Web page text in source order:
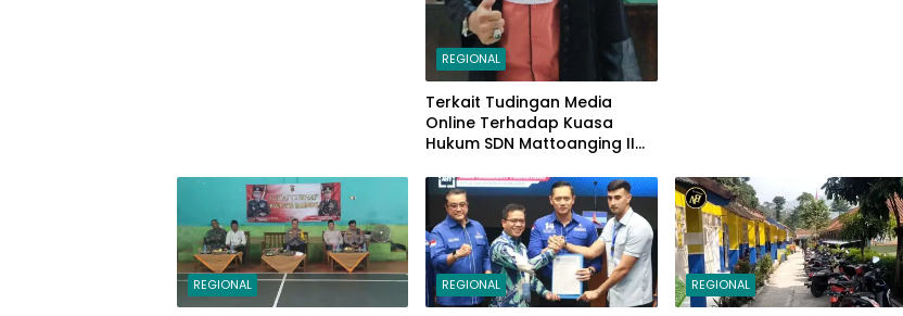
REGIONAL
Terkait Tudingan Media
Online Terhadap Kuasa
Hukum SDN Mattoanging II
Mariso, Ini Penjelasannya
REGIONAL REGIONAL REGIONAL